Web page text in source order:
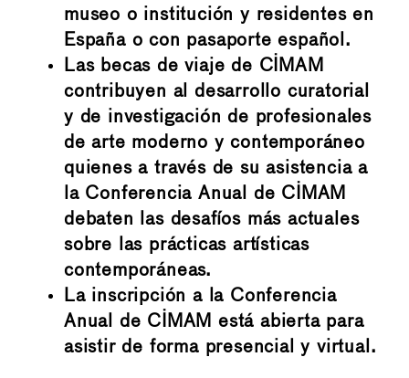
museo o institución y residentes en
España o con pasaporte español.
Las becas de viaje de CIMAM
contribuyen al desarrollo curatorial
y de investigación de profesionales
de arte moderno y contemporáneo
quienes a través de su asistencia a
la Conferencia Anual de CIMAM
debaten las desafíos más actuales
sobre las prácticas artísticas
contemporáneas.
La inscripción a la Conferencia
Anual de CIMAM está abierta para
asistir de forma presencial y virtual.